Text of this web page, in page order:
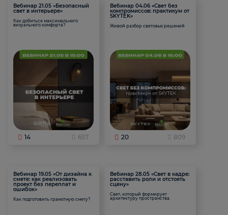
Вебинар 21.05 «Безопасный
свет в интерьере»
Как добиться максимального
визуального комфорта?
14 657
Вебинар 04.06 «Свет без
компромиссов: практикум от
SKYTEK»
Живой разбор световых решений
20 809
Вебинар 19.05 «От дизайна к
смете: как реализовать
проект без переплат и
ошибок»
Как подготовить грамотную смету?
Вебинар 28.05 «Свет в кадре:
расставить роли и отстоять
сцену»
Свет, который формирует
архитектуру пространства.